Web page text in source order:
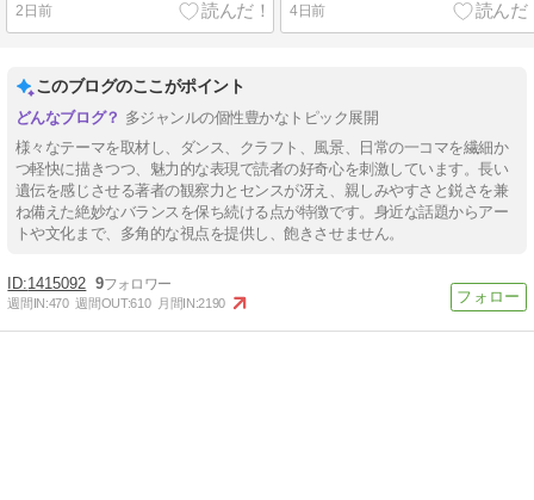
2日前 4日前
このブログのここがポイント
多ジャンルの個性豊かなトピック展開
様々なテーマを取材し、ダンス、クラフト、風景、日常の一コマを繊細か
つ軽快に描きつつ、魅力的な表現で読者の好奇心を刺激しています。長い
遺伝を感じさせる著者の観察力とセンスが冴え、親しみやすさと鋭さを兼
ね備えた絶妙なバランスを保ち続ける点が特徴です。身近な話題からアー
トや文化まで、多角的な視点を提供し、飽きさせません。
1415092 9
週間IN:470 週間OUT:610 月間IN:2190